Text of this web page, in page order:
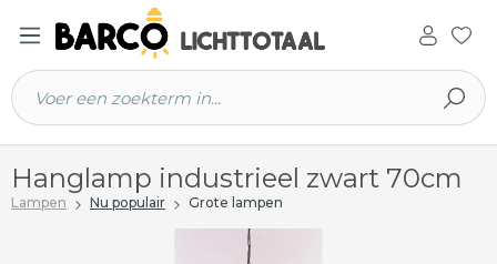
hoofdinhoud
Hanglamp industrieel zwart 70cm
Lampen Nu populair Grote lampen